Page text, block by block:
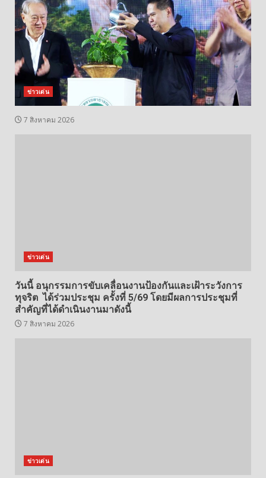
ข่าวเด่น
7 สิงหาคม 2026
ข่าวเด่น
วันนี้ อนุกรรมการขับเคลื่อนงานป้องกันและเฝ้าระวังการ
ทุจริต ได้ร่วมประชุม ครั้งที่ 5/69 โดยมีผลการประชุมที่
สำคัญที่ได้ดำเนินงานมาดังนี้
7 สิงหาคม 2026
ข่าวเด่น